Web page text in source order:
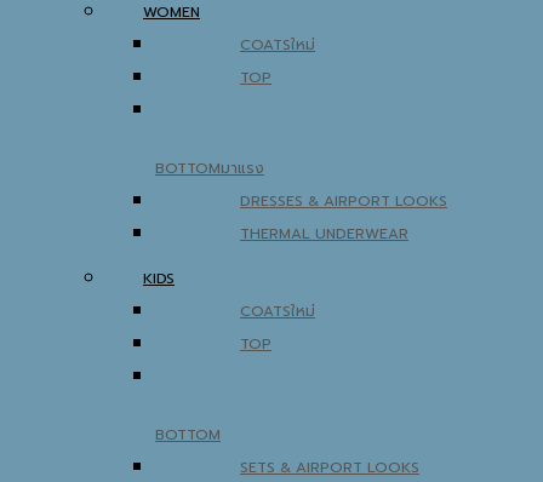
WOMEN
COATS
TOP
BOTTOM
DRESSES & AIRPORT LOOKS
THERMAL UNDERWEAR
KIDS
COATS
TOP
BOTTOM
SETS & AIRPORT LOOKS